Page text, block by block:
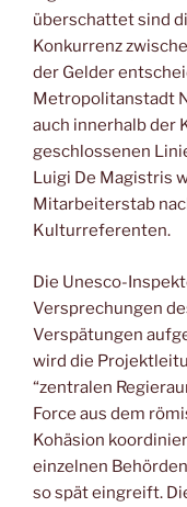
überschattet sind
Konkurrenz
der Gelder
Metropolitanstadt
auch innerhalb der
geschlossenen
Luigi De Magistris
Mitarbeiterstab
Kulturreferenten.
Die Unesco-
Versprechungen
Verspätungen
wird die
“zentralen
Force aus dem
Kohäsion
einzelnen
so spät eingreift.